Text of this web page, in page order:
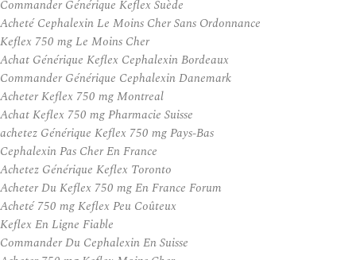
Commander Générique Keflex Suède
Acheté Cephalexin Le Moins Cher Sans Ordonnance
Keflex 750 mg Le Moins Cher
Achat Générique Keflex Cephalexin Bordeaux
Commander Générique Cephalexin Danemark
Acheter Keflex 750 mg Montreal
Achat Keflex 750 mg Pharmacie Suisse
achetez Générique Keflex 750 mg Pays-Bas
Cephalexin Pas Cher En France
Achetez Générique Keflex Toronto
Acheter Du Keflex 750 mg En France Forum
Acheté 750 mg Keflex Peu Coûteux
Keflex En Ligne Fiable
Commander Du Cephalexin En Suisse